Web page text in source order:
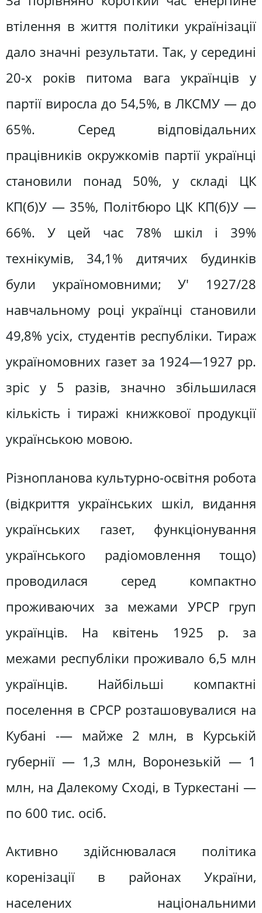
втілення в життя політики українізації
дало значні результати. Так, у середині
20-х років питома вага українців у
партії виросла до 54,5%, в ЛКСМУ — до
65%. Серед відповідальних
працівників окружкомів партії українці
становили понад 50%, у складі ЦК
КП(б)У — 35%, Політбюро ЦК КП(б)У —
66%. У цей час 78% шкіл і 39%
технікумів, 34,1% дитячих будинків
були україномовними; У' 1927/28
навчальному році українці становили
49,8% усіх, студентів республіки. Тираж
україномовних газет за 1924—1927 pp.
зріс у 5 разів, значно збільшилася
кількість і тиражі книжкової продукції
українською мовою.
Різнопланова культурно-освітня робота
(відкриття українських шкіл, видання
українських газет, функціонування
українського радіомовлення тощо)
проводилася серед компактно
проживаючих за межами УРСР груп
українців. На квітень 1925 р. за
межами республіки проживало 6,5 млн
українців. Найбільші компактні
поселення в СРСР розташовувалися на
Кубані -— майже 2 млн, в Курській
губернії — 1,3 млн, Воронезькій — 1
млн, на Далекому Сході, в Туркестані —
по 600 тис. осіб.
Активно здійснювалася політика
коренізації в районах України,
населених національними